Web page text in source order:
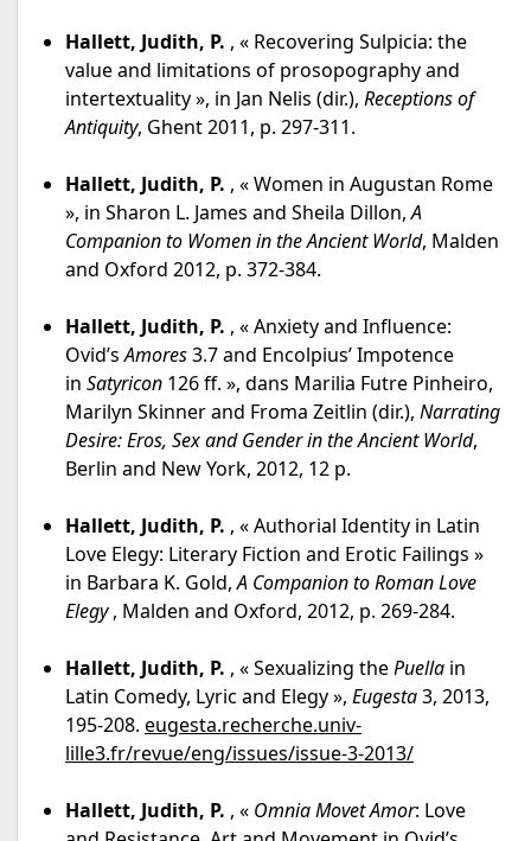
Hallett, Judith, P. , « Recovering Sulpicia: the
value and limitations of prosopography and
intertextuality », in Jan Nelis (dir.), Receptions of
Antiquity, Ghent 2011, p. 297-311.
Hallett, Judith, P. , « Women in Augustan Rome
», in Sharon L. James and Sheila Dillon,A
Companion to Women in the Ancient World, Malden
and Oxford 2012, p. 372-384.
Hallett, Judith, P. , « Anxiety and Influence:
Ovid’sAmores3.7 and Encolpius’ Impotence
in Satyricon 126 ff. », dans Marilia Futre Pinheiro,
Marilyn Skinner and Froma Zeitlin (dir.), Narrating
Desire: Eros, Sex and Gender in the Ancient World,
Berlin and New York, 2012, 12 p.
Hallett, Judith, P. , « Authorial Identity in Latin
Love Elegy: Literary Fiction and Erotic Failings »
in Barbara K. Gold,A Companion to Roman Love
Elegy, Malden and Oxford, 2012, p. 269-284.
Hallett, Judith, P. , « Sexualizing thePuella in
Latin Comedy, Lyric and Elegy », Eugesta3, 2013,
195-208. eugesta.recherche.univ-
lille3.fr/revue/eng/issues/issue-3-2013/
Hallett, Judith, P. , « Omnia Movet Amor: Love